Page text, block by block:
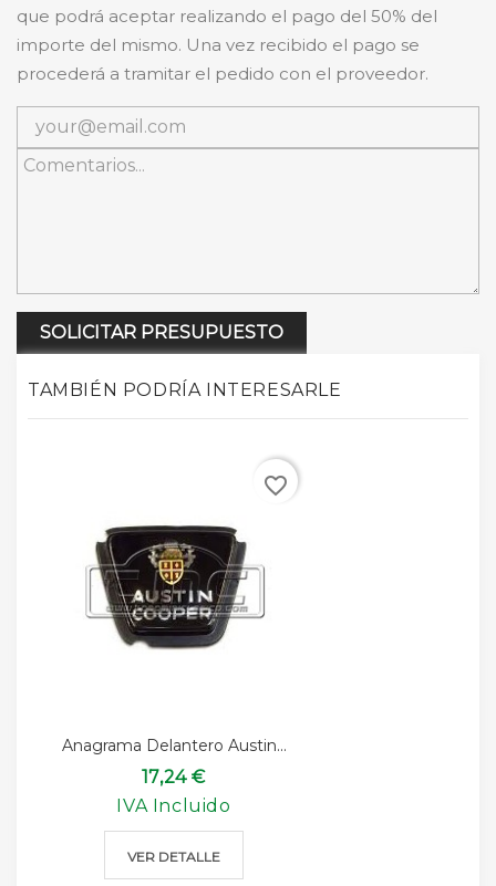
que podrá aceptar realizando el pago del 50% del
importe del mismo. Una vez recibido el pago se
procederá a tramitar el pedido con el proveedor.
SOLICITAR PRESUPUESTO
TAMBIÉN PODRÍA INTERESARLE
Anagrama Delantero Austin...
17,24 €
IVA Incluido
VER DETALLE
favorite_border